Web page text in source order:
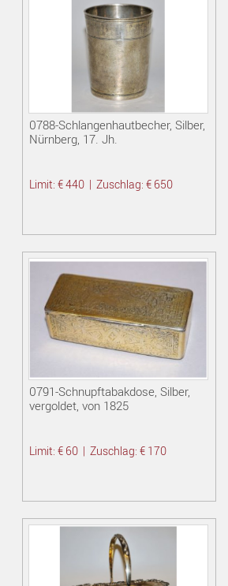
0788-Schlangenhautbecher, Silber,
Nürnberg, 17. Jh.
Limit: € 440 | Zuschlag: € 650
0791-Schnupftabakdose, Silber,
vergoldet, von 1825
Limit: € 60 | Zuschlag: € 170